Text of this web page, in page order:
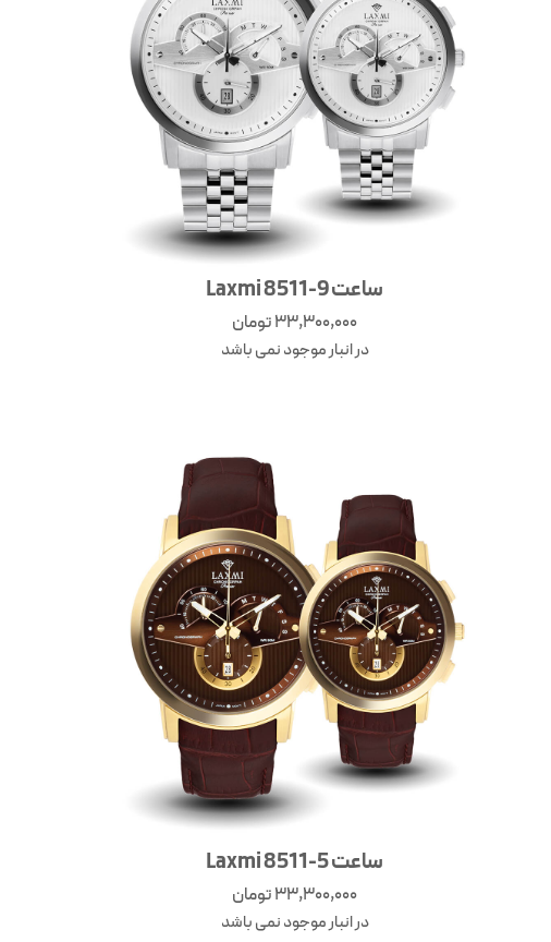
ساعت Laxmi 8511-9
33,300,000تومان
در انبار موجود نمی باشد
ساعت Laxmi 8511-5
33,300,000تومان
در انبار موجود نمی باشد